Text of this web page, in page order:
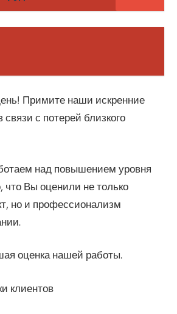
Примите наши искренние
с потерей близкого
над повышением уровня
что Вы оценили не только
но и профессионализм
оценка нашей работы.
клиентов